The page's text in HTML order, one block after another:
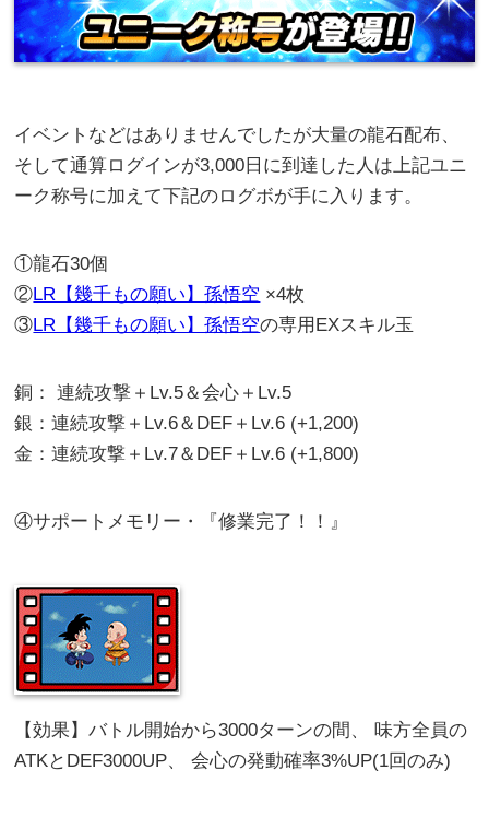
イベントなどはありませんでしたが大量の龍石配布、
そして通算ログインが3,000日に到達した人は上記ユニ
ーク称号に加えて下記のログボが手に入ります。
①龍石30個
②LR【幾千もの願い】孫悟空 ×4枚
③LR【幾千もの願い】孫悟空の専用EXスキル玉
銅： 連続攻撃＋Lv.5＆会心＋Lv.5
銀：連続攻撃＋Lv.6＆DEF＋Lv.6 (+1,200)
金：連続攻撃＋Lv.7＆DEF＋Lv.6 (+1,800)
④サポートメモリー・『修業完了！！』
【効果】バトル開始から3000ターンの間、 味方全員の
ATKとDEF3000UP、 会心の発動確率3%UP(1回のみ)